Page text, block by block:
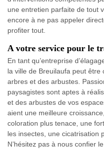
une entretien parfaite de tout
encore à ne pas appeler
profiter tout.
A votre service pour le
En tant qu’entreprise
la ville de Breuilaufa peut
arbres et des arbustes.
paysagistes sont aptes à
et des arbustes de vos
aient une meilleure
coloration plus tenace, une
les insectes, une cicatrisation
N’hésitez pas à nous confier